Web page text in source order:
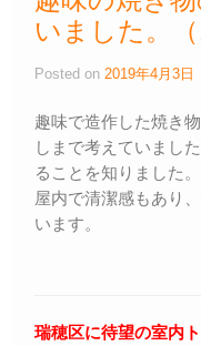
いました。（
Posted on 2019年4月3日
趣味で造作した焼き
しまで考えていまし
ることを知りました。
屋内で清潔感もあり
います。
瑞穂区に待望の室内